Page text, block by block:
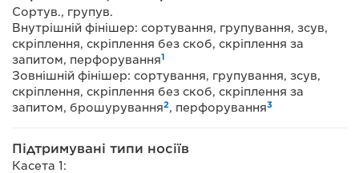
Сортув., групув.
Внутрішній фінішер: сортування, групування, зсув,
скріплення, скріплення без скоб, скріплення за
запитом, перфорування1
Зовнішній фінішер: сортування, групування, зсув,
скріплення, скріплення без скоб, скріплення за
запитом, брошурування2, перфорування3
Підтримувані типи носіїв
Касета 1: